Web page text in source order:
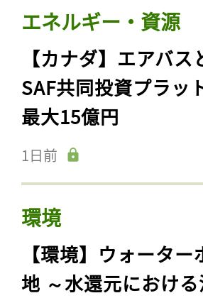
エネルギー・資源
【カナダ】エアバ
SAF共同投資プラッ
最大15億円
1日前
環境
【環境】ウォータ
地 ～水還元におけ